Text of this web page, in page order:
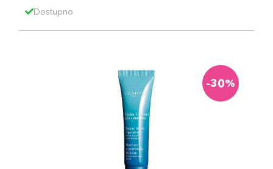
Dostupno
-30%